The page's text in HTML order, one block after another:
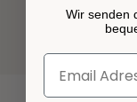
Wir senden